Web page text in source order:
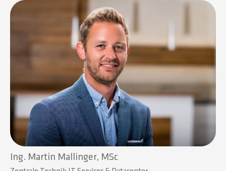
Ing. Martin Mallinger, MSc